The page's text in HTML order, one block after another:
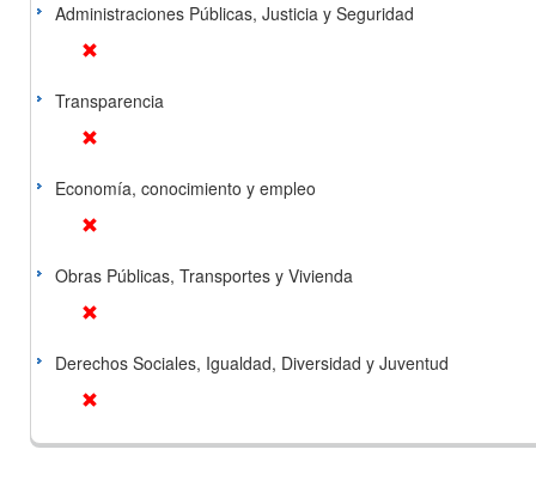
Administraciones Públicas, Justicia y Seguridad
Transparencia
Economía, conocimiento y empleo
Obras Públicas, Transportes y Vivienda
Derechos Sociales, Igualdad, Diversidad y Juventud